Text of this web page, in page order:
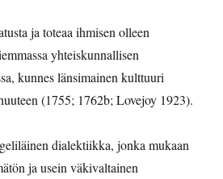
ja toteaa ihmisen olleen
yhteiskunnallisen
kunnes länsimainen kulttuuri
(1755; 1762b; Lovejoy 1923).
dialektiikka, jonka mukaan
ja usein väkivaltainen